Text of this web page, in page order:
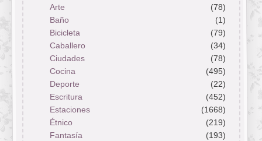
Arte
(78)
Baño
(1)
Bicicleta
(79)
Caballero
(34)
Ciudades
(78)
Cocina
(495)
Deporte
(22)
Escritura
(452)
Estaciones
(1668)
Étnico
(219)
Fantasía
(193)